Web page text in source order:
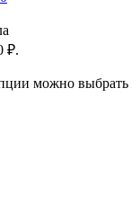
₽.
можно выбрать